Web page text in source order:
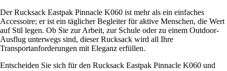
Der Rucksack Eastpak Pinnacle K060 ist mehr als ein einfaches
Accessoire; er ist ein täglicher Begleiter für aktive Menschen, die Wert
auf Stil legen. Ob Sie zur Arbeit, zur Schule oder zu einem Outdoor-
Ausflug unterwegs sind, dieser Rucksack wird all Ihre
Transportanforderungen mit Eleganz erfüllen.
Entscheiden Sie sich für den Rucksack Eastpak Pinnacle K060 und